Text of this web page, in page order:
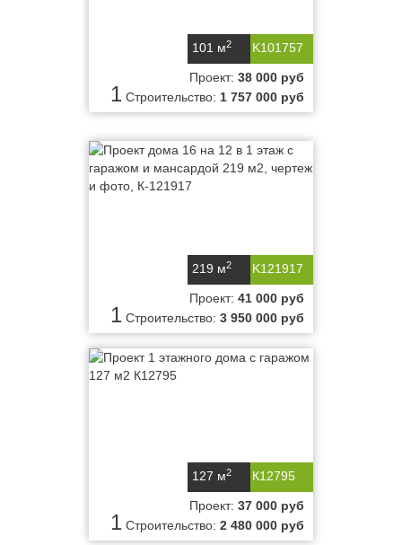
K101757
101 м2
1
Проект: 38 000 руб
Строительство: 1 757 000 руб
K121917
219 м2
1
Проект: 41 000 руб
Строительство: 3 950 000 руб
К12795
127 м2
1
Проект: 37 000 руб
Строительство: 2 480 000 руб